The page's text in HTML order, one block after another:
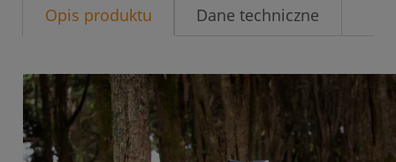
Opis produktu Dane techniczne